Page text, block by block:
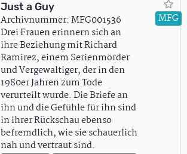
Just a Guy
Archivnummer: MFG001536
Drei Frauen erinnern sich an
ihre Beziehung mit Richard
Ramirez, einem Serienmörder
und Vergewaltiger, der in den
1980er Jahren zum Tode
verurteilt wurde. Die Briefe an
ihn und die Gefühle für ihn sind
in ihrer Rückschau ebenso
befremdlich, wie sie schauerlich
nah und vertraut sind.
MFG